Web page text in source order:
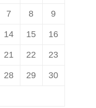
7 8 9
14 15 16
21 22 23
28 29 30